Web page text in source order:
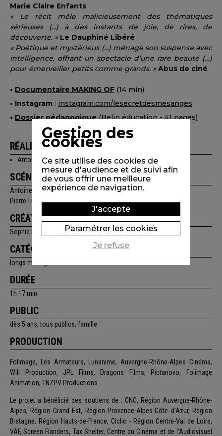
Marie Claire Enfants
« Le récit mêle malicieusement des thématiques
sérieuses (...) à des instants de joie, de rires, de
découverte. » Le Dauphiné Libéré
« Poétique et mystérieux (...) ménage son suspense avec
intelligence, offrant un spectacle d’une rare beauté (…)
pour émerveiller petits comme grands. » Abus de ciné
• Documentaire MAKING OF (14 min)
• Instagram : instagram.com/lesecretdesmesanges
• Dossier pédagogique(Belin éducation - 41 pages)
RÉALISATION
Antoine Lanciaux
SCÉNARIO
Antoine Lanciaux
Pierre-Luc Granjon
CRÉATION GRAPHIQUE
Sophie Roze, Samuel Ribeyron
CATÉGORIE
longs métrages
DURÉE
1h 17 min
PUBLIC
dès 5 ans, tous publics, famille
PRODUCTION
Folimage, Les Armateurs, Lunanime, Auvergne-Rhône-Alpes Cinéma,
Will Production, JPL Films, Dragons Films, Pictanovo, Folimage
Animation, TNZPV Productions.
Le projet a bénéficié des soutiens de : CNC, Région Auvergne-Rhône-
Alpes, Région Grand Est, Région Provence-Alpes-Côte d’Azur, Région
Bretagne, Région Hauts-de-France, Ciclic - Région Centre-Val de Loire,
VAF, Screen Flanders, Tax Shelter, Centre du Cinéma et de l’Audiovisuel
Gestion des
cookies
Ce site utilise des cookies de
mesure d'audience et de suivi afin
de vous offrir une meilleure
expérience de navigation.
J'accepte
Paramétrer les cookies
Je refuse